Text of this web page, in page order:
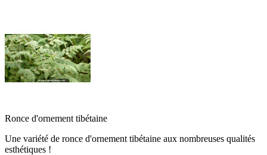
Ronce d'ornement tibétaine
Une variété de ronce d'ornement tibétaine aux nombreuses qualités
esthétiques !